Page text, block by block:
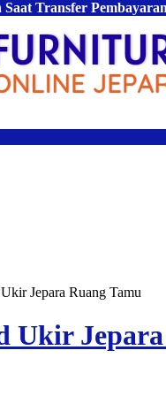
Transfer
Jepara Ruang Tamu
Ukir